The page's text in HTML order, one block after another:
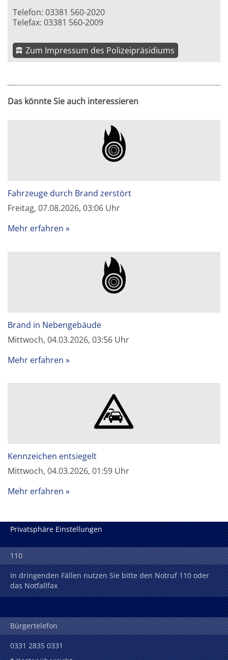
Telefon: 03381 560-2020
Telefax: 03381 560-2009
Zum Impressum des Polizeipräsidiums
Das könnte Sie auch interessieren
Fahrzeuge durch Brand zerstört
Freitag, 07.08.2026, 03:06 Uhr
Mehr erfahren
Brand in Nebengebäude
Mittwoch, 04.03.2026, 03:56 Uhr
Mehr erfahren
Kennzeichen entsiegelt
Mittwoch, 04.03.2026, 01:59 Uhr
Mehr erfahren
Privatsphäre Einstellungen
110
In dringenden Fällen nutzen Sie bitte den Notruf 110 oder
das Notfallfax
Bürgertelefon
0331 2835 0331